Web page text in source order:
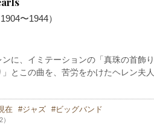
〜1944）
に、イミテーションの「真珠の首飾
とこの曲を、苦労をかけたヘレン夫
在 ジャズ ビッグバンド